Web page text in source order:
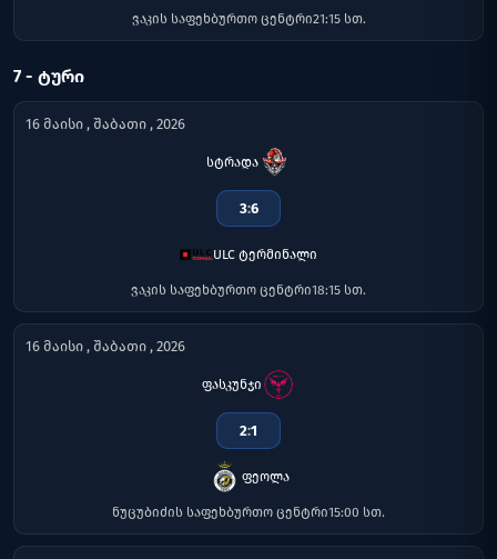
ვაკის საფეხბურთო ცენტრი21:15 სთ.
7 - ᲢᲣᲠᲘ
16 მაისი , შაბათი , 2026
სტრადა
3:6
ULC ტერმინალი
ვაკის საფეხბურთო ცენტრი18:15 სთ.
16 მაისი , შაბათი , 2026
ფასკუნჯი
2:1
ფეოლა
ნუცუბიძის საფეხბურთო ცენტრი15:00 სთ.